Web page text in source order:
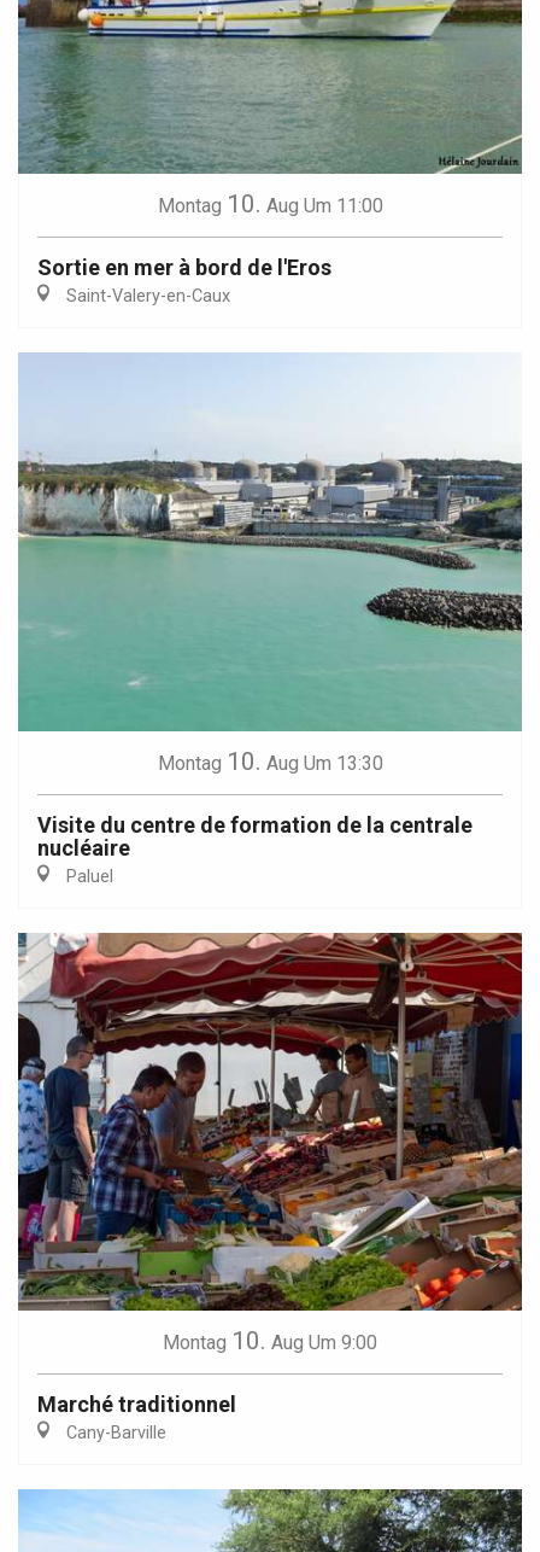
Montag 10. Aug Um 11:00
Sortie en mer à bord de l'Eros
Saint-Valery-en-Caux
Montag 10. Aug Um 13:30
Visite du centre de formation de la centrale
nucléaire
Paluel
Montag 10. Aug Um 9:00
Marché traditionnel
Cany-Barville